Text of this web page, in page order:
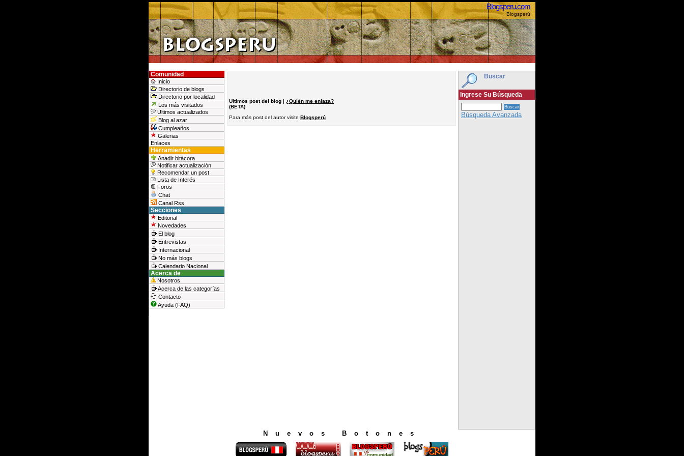
Blogsperu.com
Blogsperú
Buscar
Ingrese Su Búsqueda
Búsqueda Avanzada
Comunidad
Inicio
Directorio de blogs
Directorio por localidad
Los más visitados
Ultimos actualizados
Blog al azar
Cumpleaños
Galerias
Enlaces
Herramientas
Anadir bitácora
Notificar actualización
Recomendar un post
Lista de Interés
Foros
Chat
Canal Rss
Secciones
Editorial
Novedades
El blog
Entrevistas
Internacional
No más blogs
Calendario Nacional
Acerca de
Nosotros
Acerca de las categorías
Contacto
Ayuda (FAQ)
Ultimos post del blog | ¿Quién me enlaza?
(BETA)
Para más post del autor visite Blogsperú
Nuevos Botones